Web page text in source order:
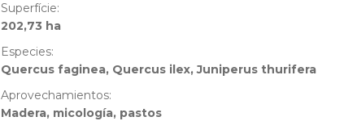
Superfície:
202,73 ha
Especies:
Quercus faginea, Quercus ilex, Juniperus thurifera
Aprovechamientos:
Madera, micología, pastos